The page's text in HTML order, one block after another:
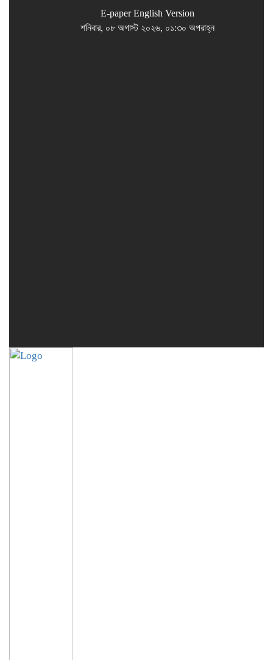
E-paper English Version
শনিবার, ০৮ অগাস্ট ২০২৬, ০১:৩০ অপরাহ্ন